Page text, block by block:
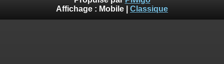
Affichage : Mobile Classique